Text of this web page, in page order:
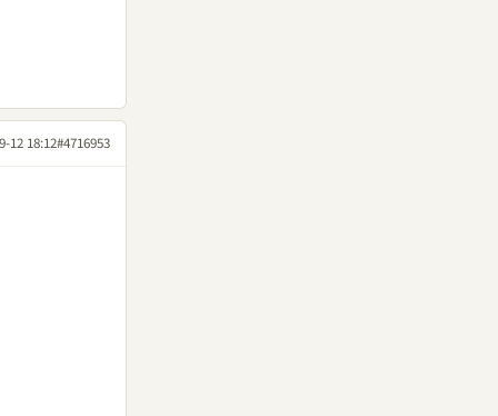
12 18:12#4716953